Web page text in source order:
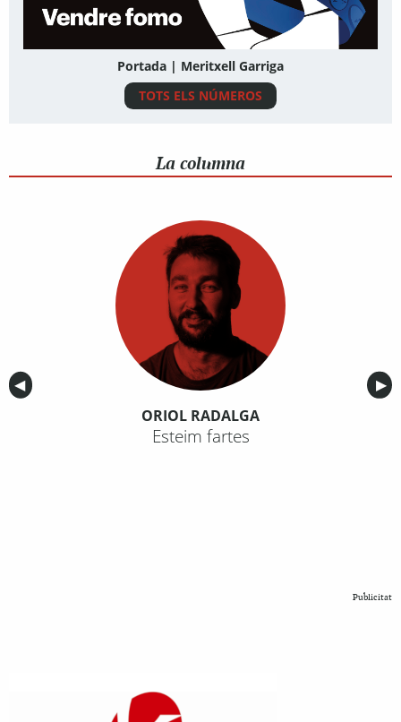
Portada | Meritxell Garriga
TOTS ELS NÚMEROS
La columna
Anterior
◀︎ ▶︎
ORIOL RADALGA
Esteim fartes
Publicitat